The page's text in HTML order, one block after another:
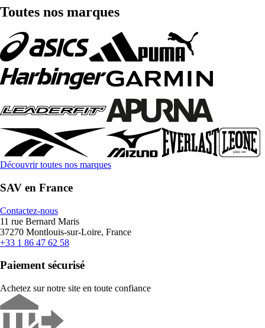
Toutes nos marques
Découvrir toutes nos marques
SAV en France
Contactez-nous
11 rue Bernard Maris
37270 Montlouis-sur-Loire, France
+33 1 86 47 62 58
Paiement sécurisé
Achetez sur notre site en toute confiance